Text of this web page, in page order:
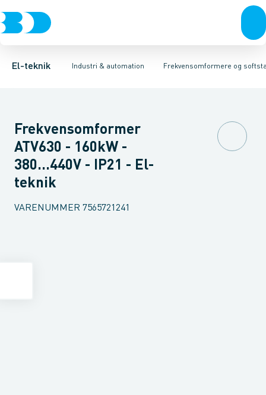
El-teknik Industri & automation
Afbrydere, stikkontakter & lampeudtagForgreningsmateriel
Frekvensomformere og
Industristiksystemer Frekvensomformere og softstartere
Frekvensomformer =˂1 kVFilter for lavspændingSoft Starter
Frekvensomformer
ATV630 - 160kW -
380...440V - IP21 - El-
teknik
VARENUMMER 7565721241